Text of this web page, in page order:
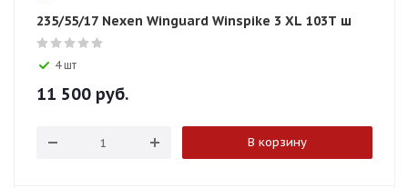
235/55/17 Nexen Winguard Winspike 3 XL 103T ш
4 шт
11 500 руб.
В корзину